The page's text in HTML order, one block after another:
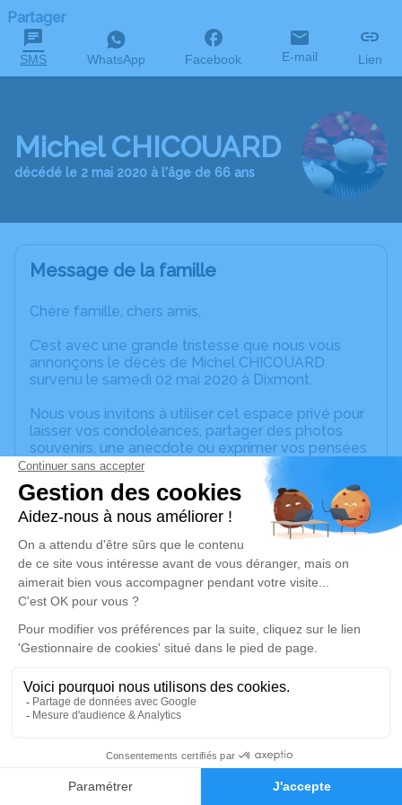
Faire-part Hommages
Partager
SMS WhatsApp Facebook E-mail Lien
Michel CHICOUARD
décédé le 2 mai 2020 à l'âge de 66 ans
Message de la famille
Chère famille, chers amis,
C’est avec une grande tristesse que nous vous
annonçons le décès de Michel CHICOUARD
survenu le samedi 02 mai 2020 à Dixmont.
Nous vous invitons à utiliser cet espace privé pour
laisser vos condoléances, partager des photos
souvenirs, une anecdote ou exprimer vos pensées
à travers des poèmes ou des textes. Cet endroit
est un lieu d'expression dédié à honorer la
mémoire de Michel CHICOUARD.
Un service de plantation d’arbre hommage est
disponible ici.
Cérémonie religieuse
samedi 09 mai 2020 à 10h30
Église Saint Gervais et Saint Protais de
Dixmont
Je rends hommage